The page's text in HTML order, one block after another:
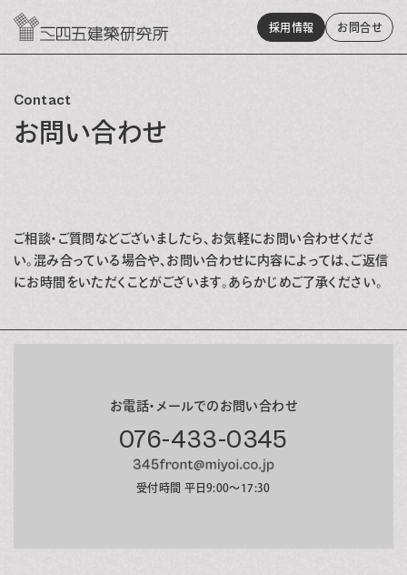
採用情報 お問合せ
Contact
お問い合わせ
ご相談・ご質問などございましたら、お気軽にお問い合わせくださ
い。混み合っている場合や、お問い合わせに内容によっては、ご返信
にお時間をいただくことがございます。あらかじめご了承ください。
お電話・メールでのお問い合わせ
076-433-0345
受付時間 平日9:00～17:30